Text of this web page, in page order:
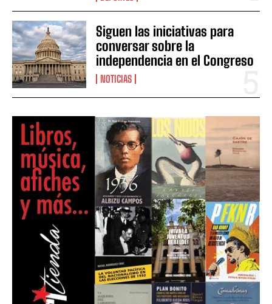
Siguen las iniciativas para
conversar sobre la
independencia en el Congreso
NOTICIAS